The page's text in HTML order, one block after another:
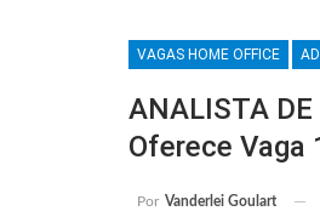
VAGAS HOME OFFICE
ANALISTA
Oferece Vaga
Por Vanderlei Goulart